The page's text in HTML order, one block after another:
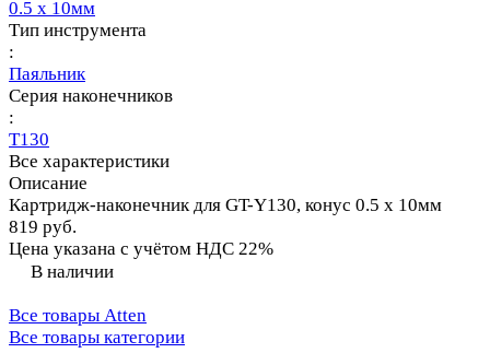
0.5 х 10мм
Тип инструмента
:
Паяльник
Серия наконечников
:
T130
Все характеристики
Описание
Картридж-наконечник для GT-Y130, конус 0.5 х 10мм
819 руб.
Цена указана с учётом НДС 22%
В наличии
Все товары Atten
Все товары категории